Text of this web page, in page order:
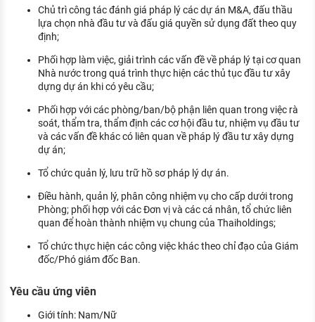
XÂY DỰNG VÀ PHÁT TRIỂN ĐỘI NGŨ
NHÂN SỰ
TUYỂN DỤNG VIỆC LÀM
Chủ trì công tác đánh giá pháp lý các dự án M&A, đấu thầu
lựa chọn nhà đầu tư và đấu giá quyền sử dụng đất theo quy
định;
Phối hợp làm việc, giải trình các vấn đề về pháp lý tại cơ quan
Nhà nước trong quá trình thực hiện các thủ tục đầu tư xây
dựng dự án khi có yêu cầu;
Phối hợp với các phòng/ban/bộ phận liên quan trong việc rà
soát, thẩm tra, thẩm định các cơ hội đầu tư, nhiệm vụ đầu tư
và các vấn đề khác có liên quan về pháp lý đầu tư xây dựng
dự án;
Tổ chức quản lý, lưu trữ hồ sơ pháp lý dự án.
Điều hành, quản lý, phân công nhiệm vụ cho cấp dưới trong
Phòng; phối hợp với các Đơn vị và các cá nhân, tổ chức liên
quan để hoàn thành nhiệm vụ chung của Thaiholdings;
Tổ chức thực hiện các công việc khác theo chỉ đạo của Giám
đốc/Phó giám đốc Ban.
Yêu cầu ứng viên
Giới tính: Nam/Nữ